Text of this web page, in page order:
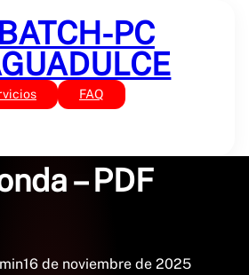
BATCH-PC
FAQ
Sin categoría
della Tavola
– PDF
16 de noviembre de 2025